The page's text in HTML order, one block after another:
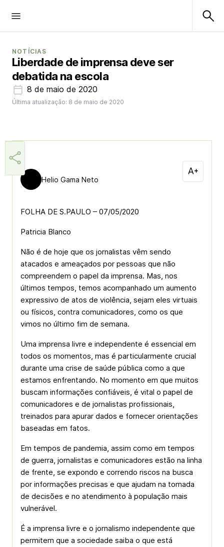
NOTÍCIAS
Liberdade de imprensa deve ser
debatida na escola
8 de maio de 2020
Última atualização: 8 de maio de 2020
Helio Gama Neto
FOLHA DE S.PAULO – 07/05/2020
Patricia Blanco
Não é de hoje que os jornalistas vêm sendo
atacados e ameaçados por pessoas que não
compreendem o papel da imprensa. Mas, nos
últimos tempos, temos acompanhado um aumento
expressivo de atos de violência, sejam eles virtuais
ou físicos, contra comunicadores, como os que
vimos no último fim de semana.
Uma imprensa livre e independente é essencial em
todos os momentos, mas é particularmente crucial
durante uma crise de saúde pública como a que
estamos enfrentando. No momento em que muitos
buscam informações confiáveis, é vital o papel de
comunicadores e de jornalistas profissionais,
treinados para apurar dados e fornecer orientações
baseadas em fatos.
Em tempos de pandemia, assim como em tempos
de guerra, jornalistas e comunicadores estão na linha
de frente, se expondo e correndo riscos na busca
por informações precisas e que ajudam na tomada
de decisões e no atendimento à população mais
vulnerável.
É a imprensa livre e o jornalismo independente que
permitem que a sociedade saiba o que está